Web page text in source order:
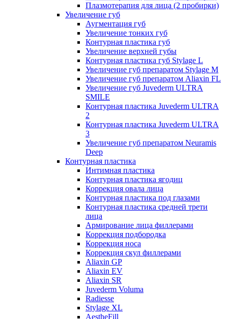
Плазмотерапия для лица (2 пробирки)
Увеличение губ
Аугментация губ
Увеличение тонких губ
Контурная пластика губ
Увеличение верхней губы
Контурная пластика губ Stylage L
Увеличение губ препаратом Stylage M
Увеличение губ препаратом Aliaxin FL
Увеличение губ Juvederm ULTRA
SMILE
Контурная пластика Juvederm ULTRA
2
Контурная пластика Juvederm ULTRA
3
Увеличение губ препаратом Neuramis
Deep
Контурная пластика
Интимная пластика
Контурная пластика ягодиц
Коррекция овала лица
Контурная пластика под глазами
Контурная пластика средней трети
лица
Армирование лица филлерами
Коррекция подбородка
Коррекция носа
Коррекция скул филлерами
Aliaxin GP
Aliaxin EV
Aliaxin SR
Juvederm Voluma
Radiesse
Stylage XL
AestheFill